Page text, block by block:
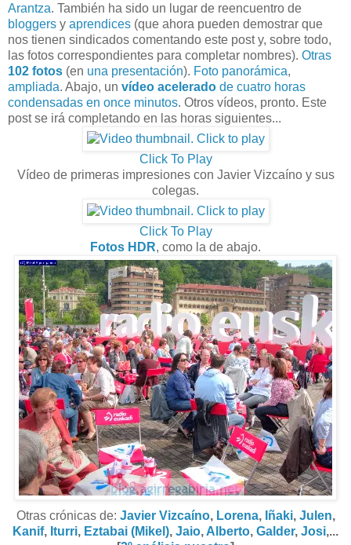
Arantza. También ha sido un lugar de reencuentro de
bloggers y aprendices (que ahora pueden demostrar que
nos tienen sindicados comentando este post y, sobre todo,
las fotos correspondientes para completar nombres). Otras
102 fotos (en una presentación). Foto panorámica,
ampliada. Abajo, un vídeo acelerado de cuatro horas
condensadas en once minutos. Otros vídeos, pronto. Este
post se irá completando en las horas siguientes...
Click To Play
Vídeo de primeras impresiones con Javier Vizcaíno y sus
colegas.
Click To Play
Fotos HDR, como la de abajo.
Otras crónicas de: Javier Vizcaíno, Lorena, Iñaki, Julen,
Kanif, Iturri, Eztabai (Mikel), Jaio, Alberto, Galder, Josi,...